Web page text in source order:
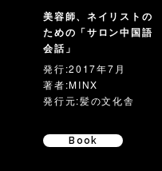
美容師、ネイリストの
ための「サロン中国語
会話」
発行:2017年7月
著者:MINX
発行元:髪の文化舎
Book